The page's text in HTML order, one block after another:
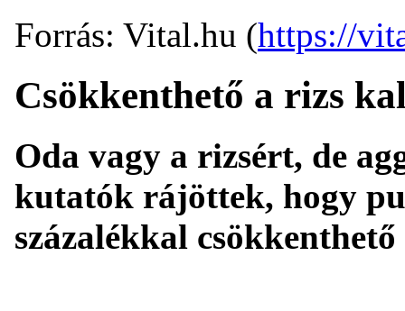
Forrás: Vital.hu (https://
Csökkenthető a rizs
Oda vagy a rizsért, de
kutatók rájöttek, hogy
százalékkal